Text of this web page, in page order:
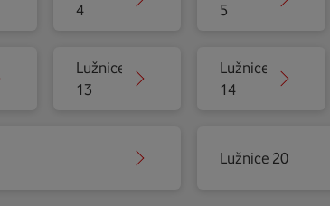
4
5
Lužnice
13
Lužnice
14
Lužnice 20